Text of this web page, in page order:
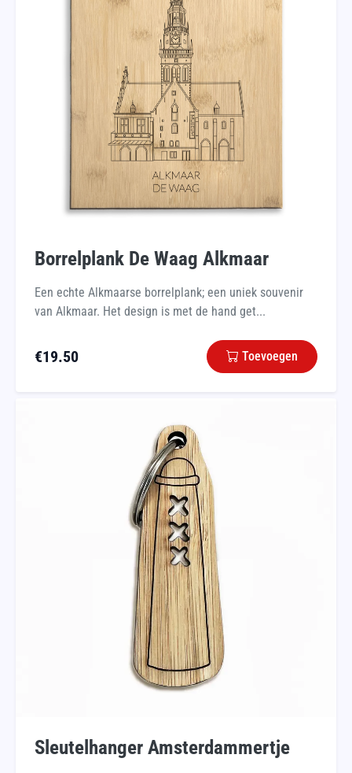
Borrelplank De Waag Alkmaar
Een echte Alkmaarse borrelplank; een uniek souvenir
van Alkmaar. Het design is met de hand get...
€19.50 Toevoegen
Sleutelhanger Amsterdammertje